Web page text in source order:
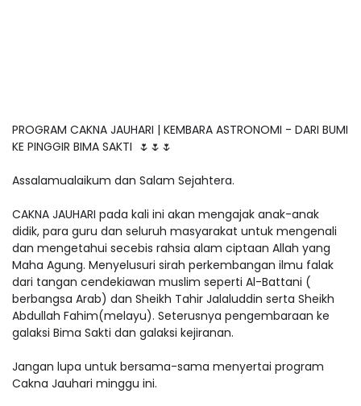
PROGRAM CAKNA JAUHARI | KEMBARA ASTRONOMI - DARI BUMI
KE PINGGIR BIMA SAKTI 🌷🌷🌷
Assalamualaikum dan Salam Sejahtera.
CAKNA JAUHARI pada kali ini akan mengajak anak-anak
didik, para guru dan seluruh masyarakat untuk mengenali
dan mengetahui secebis rahsia alam ciptaan Allah yang
Maha Agung. Menyelusuri sirah perkembangan ilmu falak
dari tangan cendekiawan muslim seperti Al-Battani (
berbangsa Arab) dan Sheikh Tahir Jalaluddin serta Sheikh
Abdullah Fahim(melayu). Seterusnya pengembaraan ke
galaksi Bima Sakti dan galaksi kejiranan.
Jangan lupa untuk bersama-sama menyertai program
Cakna Jauhari minggu ini.